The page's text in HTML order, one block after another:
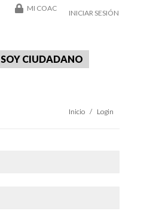
MI COAC
INICIAR SESIÓN
SOY CIUDADANO
Estás aquí:
Inicio Login